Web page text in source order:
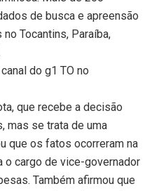
de busca e apreensão
Tocantins, Paraíba,
do g1 TO no
que recebe a decisão
mas se trata de uma
que os fatos ocorreram na
o cargo de vice-governador
Também afirmou que